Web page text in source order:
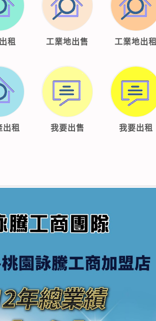
租 工業地出售 工業地出租
出租 我要出售 我要出租